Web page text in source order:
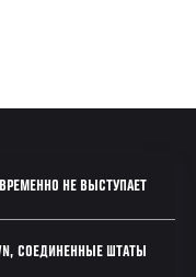
ВРЕМЕННО НЕ ВЫСТУПАЕТ
СОЕДИНЕННЫЕ ШТАТЫ